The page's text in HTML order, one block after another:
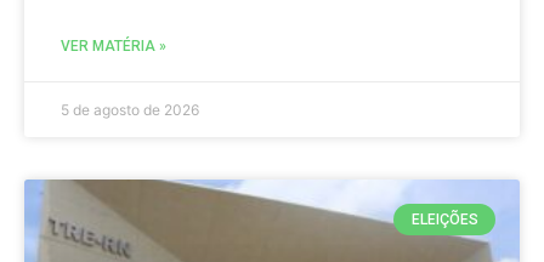
VER MATÉRIA »
5 de agosto de 2026
ELEIÇÕES